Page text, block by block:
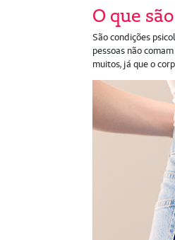
O que
São condições
pessoas não
muitos, já que o